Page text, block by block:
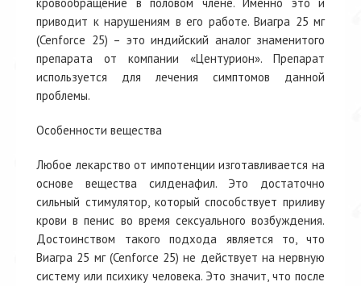
приводит к нарушениям в его работе. Виагра 25 мг
(Cenforce 25) – это индийский аналог знаменитого
препарата от компании «Центурион». Препарат
используется для лечения симптомов данной
проблемы.
Особенности вещества
Любое лекарство от импотенции изготавливается на
основе вещества силденафил. Это достаточно
сильный стимулятор, который способствует приливу
крови в пенис во время сексуального возбуждения.
Достоинством такого подхода является то, что
Виагра 25 мг (Cenforce 25) не действует на нервную
систему или психику человека. Это значит, что после